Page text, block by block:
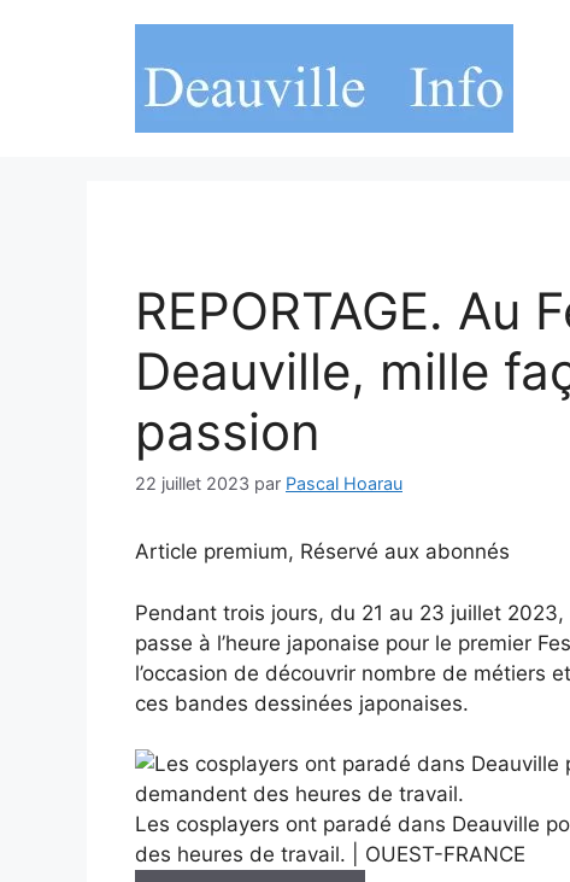
REPORTAGE. Au
Deauville, mille
passion
22 juillet 2023 par Pascal Hoarau
Article premium, Réservé aux abonnés
Pendant trois jours, du 21 au 23 juillet
passe à l’heure japonaise pour le premier
l’occasion de découvrir nombre de métiers
ces bandes dessinées japonaises.
Les cosplayers ont paradé dans Deauville
des heures de travail. | OUEST-FRANCE